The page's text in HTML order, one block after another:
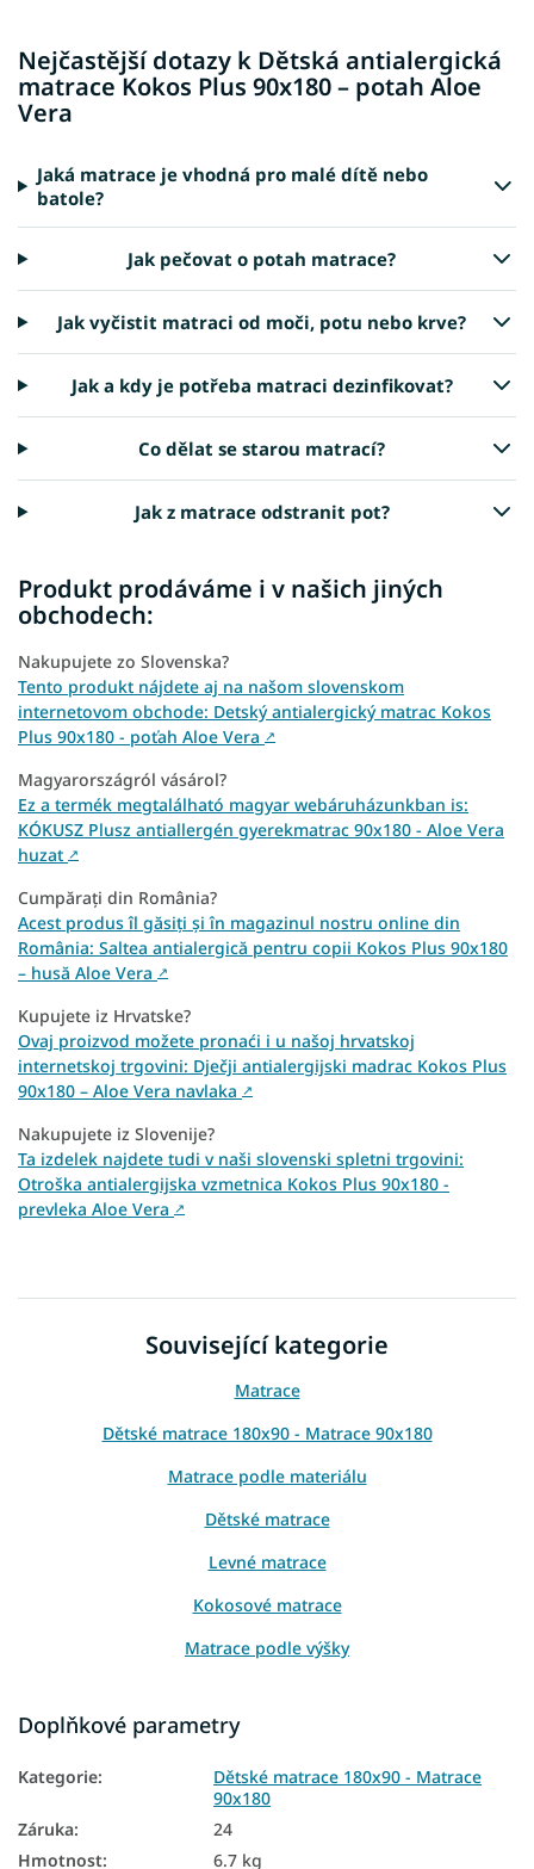
Nejčastější dotazy k Dětská antialergická
matrace Kokos Plus 90x180 – potah Aloe
Vera
Jaká matrace je vhodná pro malé dítě nebo
batole?
Jak pečovat o potah matrace?
Jak vyčistit matraci od moči, potu nebo krve?
Jak a kdy je potřeba matraci dezinfikovat?
Co dělat se starou matrací?
Jak z matrace odstranit pot?
Produkt prodáváme i v našich jiných
obchodech:
Nakupujete zo Slovenska?
Tento produkt nájdete aj na našom slovenskom
internetovom obchode: Detský antialergický matrac Kokos
Plus 90x180 - poťah Aloe Vera ↗
Magyarországról vásárol?
Ez a termék megtalálható magyar webáruházunkban is:
KÓKUSZ Plusz antiallergén gyerekmatrac 90x180 - Aloe Vera
huzat ↗
Cumpărați din România?
Acest produs îl găsiți și în magazinul nostru online din
România: Saltea antialergică pentru copii Kokos Plus 90x180
– husă Aloe Vera ↗
Kupujete iz Hrvatske?
Ovaj proizvod možete pronaći i u našoj hrvatskoj
internetskoj trgovini: Dječji antialergijski madrac Kokos Plus
90x180 – Aloe Vera navlaka ↗
Nakupujete iz Slovenije?
Ta izdelek najdete tudi v naši slovenski spletni trgovini:
Otroška antialergijska vzmetnica Kokos Plus 90x180 -
prevleka Aloe Vera ↗
Související kategorie
Matrace
Dětské matrace 180x90 - Matrace 90x180
Matrace podle materiálu
Dětské matrace
Levné matrace
Kokosové matrace
Matrace podle výšky
Matrace Aloe Vera
Přírodní matrace
Podlahové matrace
Matrace na zem
Doplňkové parametry
Kategorie:
Dětské matrace 180x90 - Matrace
90x180
Záruka:
24
Hmotnost: 6.7 kg